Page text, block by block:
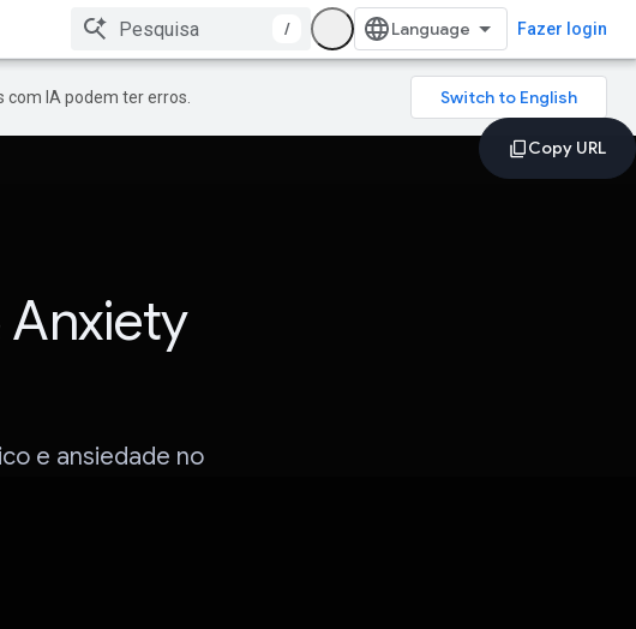
/ Fazer login
IA podem ter erros.
Anxiety
e ansiedade no